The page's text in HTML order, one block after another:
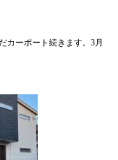
カーポート続きます。3月